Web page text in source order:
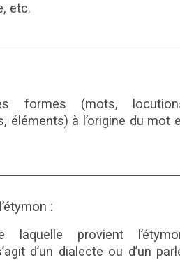
etc.
formes (mots,
éléments) à l’origine du mot
:
laquelle provient
d’un dialecte ou d’un